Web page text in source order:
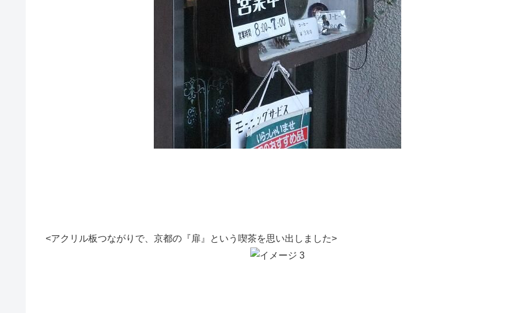
<アクリル板つながりで、京都の『扉』という喫茶を思い出しました>